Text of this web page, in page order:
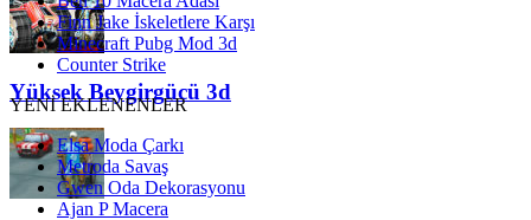
Yüksek Beygirgücü 3d
Finn Jake İskeletlere Karşı
Minecraft Pubg Mod 3d
Counter Strike
YENİ EKLENENLER
Elsa Moda Çarkı
Metroda Savaş
Gwen Oda Dekorasyonu
Ajan P Macera